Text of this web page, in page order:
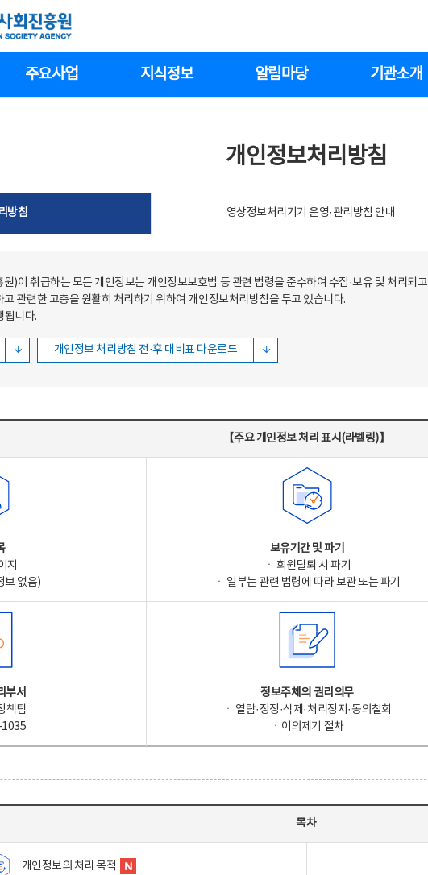
주요사업 지식정보 알림마당 기관소개
개인정보처리방침
방침 영상정보처리기기 운영·관리방침 안내
)이 취급하는 모든 개인정보는 개인정보보호법 등 관련 법령을 준수하여 수집·보유 및 처리되
관련한 고충을 원활히 처리하기 위하여 개인정보처리방침을 두고 있습니다.
됩니다.
개인정보 처리방침 전·후 대비표 다운로드
【주요 개인정보 처리 표시(라벨링)】
지
보 없음)
보유기간 및 파기
ㆍ 회원탈퇴 시 파기
ㆍ 일부는 관련 법령에 따라 보관 또는 파기
부서
책팀
1035
정보주체의 권리의무
ㆍ 열람·정정·삭제·처리정지·동의철회
ㆍ이의제기 절차
목차
개인정보의 처리 목적